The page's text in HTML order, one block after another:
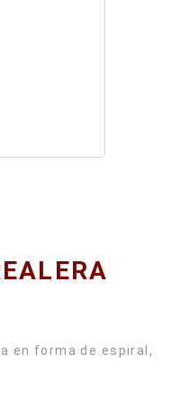
en forma de espiral,